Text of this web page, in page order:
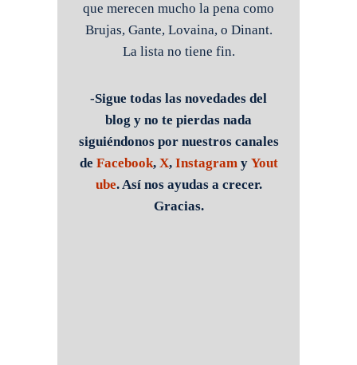
que merecen mucho la pena como
Brujas, Gante, Lovaina, o Dinant.
La lista no tiene fin.
-Sigue todas las novedades del
blog y no te pierdas nada
siguiéndonos por nuestros canales
de Facebook, X, Instagramy Yout
ube. Así nos ayudas a crecer.
Gracias.